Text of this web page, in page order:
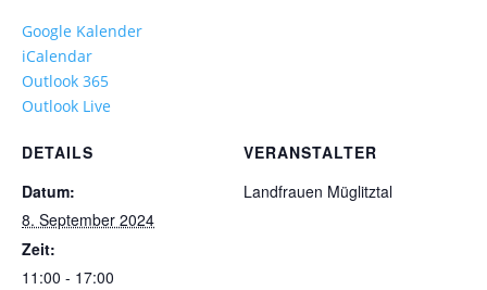
Google Kalender
iCalendar
Outlook 365
Outlook Live
DETAILS
Datum:
8. September 2024
Zeit:
11:00 - 17:00
VERANSTALTER
Landfrauen Müglitztal